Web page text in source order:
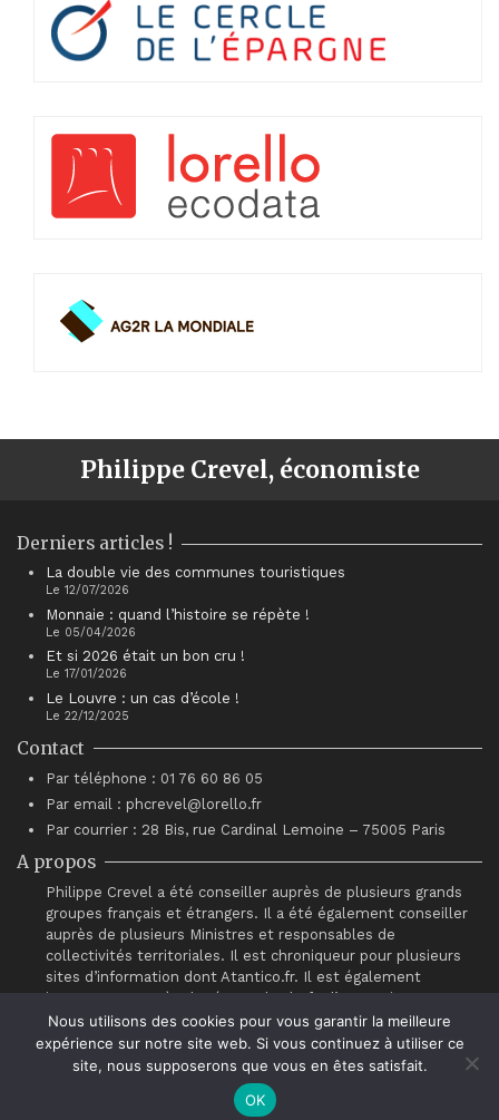
Philippe Crevel, économiste
Derniers articles !
La double vie des communes touristiques
Le 12/07/2026
Monnaie : quand l’histoire se répète !
Le 05/04/2026
Et si 2026 était un bon cru !
Le 17/01/2026
Le Louvre : un cas d’école !
Le 22/12/2025
Contact
Par téléphone : 01 76 60 86 05
Par email : phcrevel@lorello.fr
Par courrier : 28 Bis, rue Cardinal Lemoine – 75005 Paris
A propos
Philippe Crevel a été conseiller auprès de plusieurs grands
groupes français et étrangers. Il a été également conseiller
auprès de plusieurs Ministres et responsables de
collectivités territoriales. Il est chroniqueur pour plusieurs
sites d’information dont Atantico.fr. Il est également
intervenant auprès du réseau de chefs d’entreprises
“Association pour le Progrès du Management” (APM).
© Philippe Crevel 2021.
Nous utilisons des cookies pour vous garantir la meilleure
expérience sur notre site web. Si vous continuez à utiliser ce
site, nous supposerons que vous en êtes satisfait.
OK